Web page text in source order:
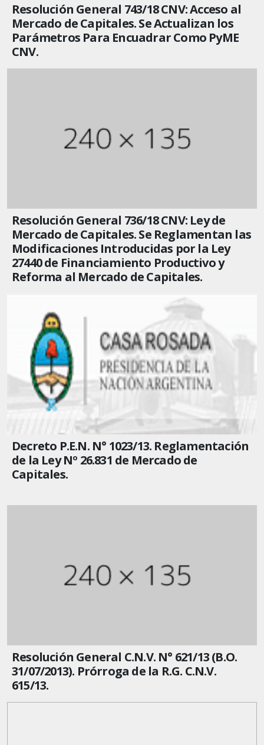
Resolución General 743/18 CNV: Acceso al
Mercado de Capitales. Se Actualizan los
Parámetros Para Encuadrar Como PyME
CNV.
Resolución General 736/18 CNV: Ley de
Mercado de Capitales. Se Reglamentan las
Modificaciones Introducidas por la Ley
27440 de Financiamiento Productivo y
Reforma al Mercado de Capitales.
Decreto P.E.N. N° 1023/13. Reglamentación
de la Ley Nº 26.831 de Mercado de
Capitales.
Resolución General C.N.V. N° 621/13 (B.O.
31/07/2013). Prórroga de la R.G. C.N.V.
615/13.